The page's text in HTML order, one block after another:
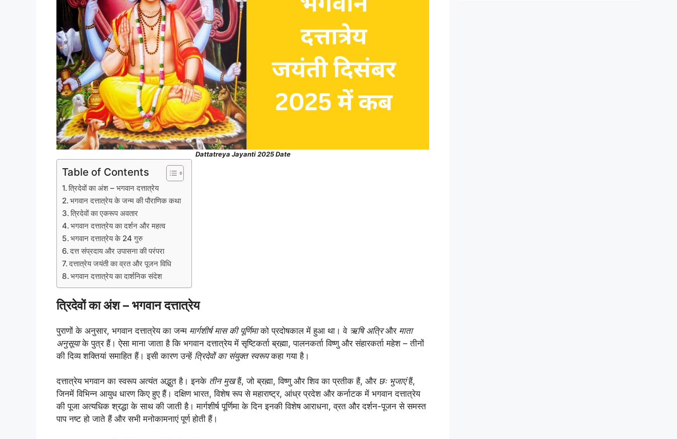
Dattatreya Jayanti 2025 Date
Table of Contents
त्रिदेवों का अंश – भगवान दत्तात्रेय
भगवान दत्तात्रेय के जन्म की पौराणिक कथा
त्रिदेवों का एकरूप अवतार
भगवान दत्तात्रेय का दर्शन और महत्व
भगवान दत्तात्रेय के 24 गुरु
दत्त संप्रदाय और उपासना की परंपरा
दत्तात्रेय जयंती का व्रत और पूजन विधि
भगवान दत्तात्रेय का दार्शनिक संदेश
त्रिदेवों का अंश – भगवान दत्तात्रेय
पुराणों के अनुसार, भगवान दत्तात्रेय का जन्म मार्गशीर्ष मास की पूर्णिमाको प्रदोषकाल में हुआ था। वे ऋषि अत्रिऔर माता
अनुसूयाके पुत्र हैं। ऐसा माना जाता है कि भगवान दत्तात्रेय में सृष्टिकर्ता ब्रह्मा, पालनकर्ता विष्णु और संहारकर्ता महेश – तीनों
की दिव्य शक्तियां समाहित हैं। इसी कारण उन्हें त्रिदेवों का संयुक्त स्वरूपकहा गया है।
दत्तात्रेय भगवान का स्वरूप अत्यंत अद्भुत है। इनके तीन मुखहैं, जो ब्रह्मा, विष्णु और शिव का प्रतीक हैं, और छः भुजाएंहैं,
जिनमें विभिन्न आयुध धारण किए हुए हैं। दक्षिण भारत, विशेष रूप से महाराष्ट्र, आंध्र प्रदेश और कर्नाटक में भगवान दत्तात्रेय
की पूजा अत्यधिक श्रद्धा के साथ की जाती है। मार्गशीर्ष पूर्णिमा के दिन इनकी विशेष आराधना, व्रत और दर्शन-पूजन से समस्त
पाप नष्ट हो जाते हैं और सभी मनोकामनाएं पूर्ण होती हैं।